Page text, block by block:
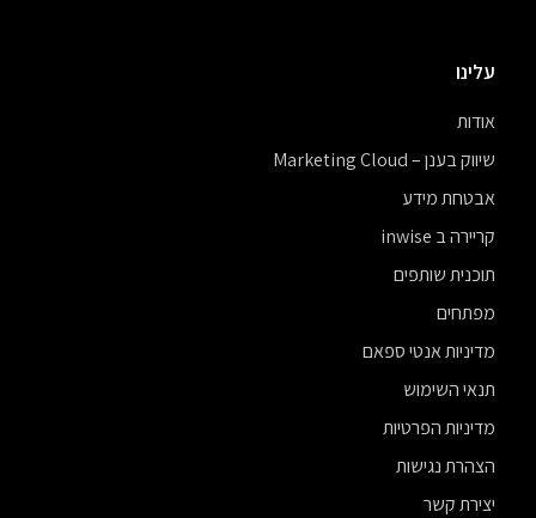
עלינו
אודות
שיווק בענן – Marketing Cloud
אבטחת מידע
קריירה ב inwise
תוכנית שותפים
מפתחים
מדיניות אנטי ספאם
תנאי השימוש
מדיניות הפרטיות
הצהרת נגישות
יצירת קשר